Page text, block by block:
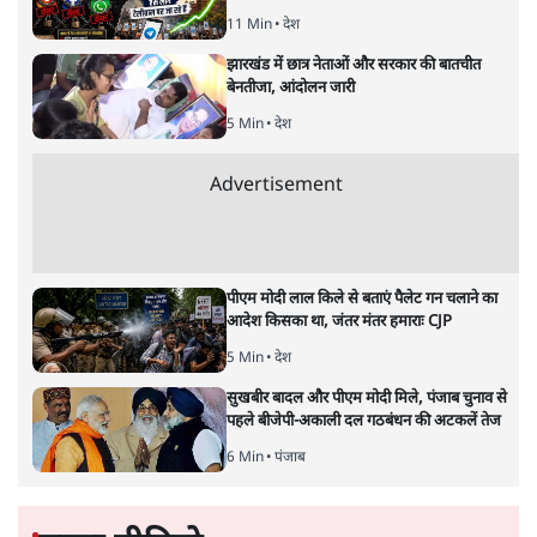
11 Min• देश
झारखंड में छात्र नेताओं और सरकार की बातचीत
बेनतीजा, आंदोलन जारी
5 Min• देश
Advertisement
पीएम मोदी लाल किले से बताएं पैलेट गन चलाने का
आदेश किसका था, जंतर मंतर हमाराः CJP
5 Min• देश
सुखबीर बादल और पीएम मोदी मिले, पंजाब चुनाव से
पहले बीजेपी-अकाली दल गठबंधन की अटकलें तेज
6 Min• पंजाब